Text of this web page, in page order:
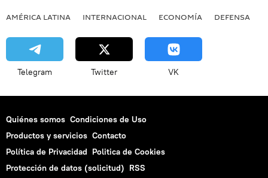
AMÉRICA LATINA INTERNACIONAL ECONOMÍA DEFENSA
Telegram Twitter VK
Quiénes somos Condiciones de Uso
Productos y servicios Contacto
Política de Privacidad Politica de Cookies
Protección de datos (solicitud) RSS